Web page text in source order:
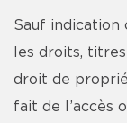
Sauf indication
les droits,
droit de
fait de l’accès